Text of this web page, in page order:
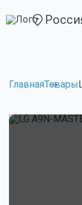
ГлавнаяТовары